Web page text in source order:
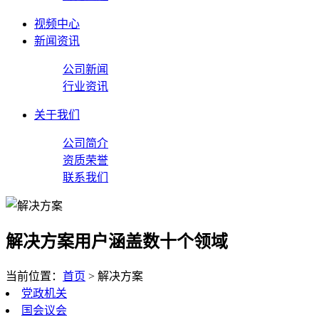
视频中心
新闻资讯
公司新闻
行业资讯
关于我们
公司简介
资质荣誉
联系我们
解决方案用户涵盖数十个领域
当前位置： 首页 > 解决方案
党政机关
国会议会